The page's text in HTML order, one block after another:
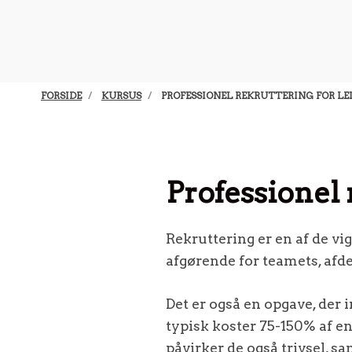
FORSIDE KURSUS PROFESSIONEL REKRUTTERING FOR
Rekruttering er en af de
afgørende for teamets,
Det er også en opgave,
typisk koster 75-150% af
påvirker de også trivsel,